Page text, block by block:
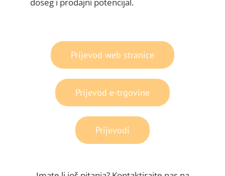
Prijevod web stranice
Prijevod e-trgovine
Prijevodi